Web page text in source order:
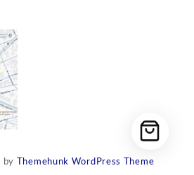
by Themehunk WordPress Theme